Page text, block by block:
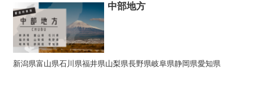
中部地方
新潟県富山県石川県福井県山梨県長野県岐阜県静岡県愛知県